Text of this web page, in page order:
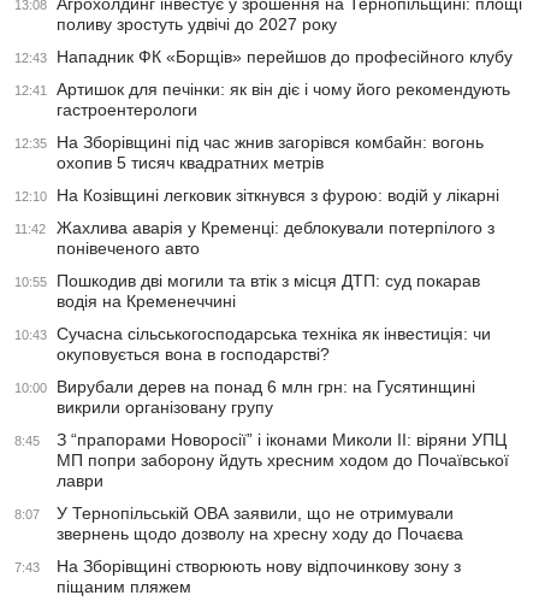
13:08
поливу зростуть удвічі до 2027 року
12:43 Нападник ФК «Борщів» перейшов до професійного клубу
12:41
Артишок для печінки: як він діє і чому його рекомендують
гастроентерологи
12:35
На Зборівщині під час жнив загорівся комбайн: вогонь
охопив 5 тисяч квадратних метрів
12:10 На Козівщині легковик зіткнувся з фурою: водій у лікарні
11:42
Жахлива аварія у Кременці: деблокували потерпілого з
понівеченого авто
10:55
Пошкодив дві могили та втік з місця ДТП: суд покарав
водія на Кременеччині
10:43
Сучасна сільськогосподарська техніка як інвестиція: чи
окуповується вона в господарстві?
10:00
Вирубали дерев на понад 6 млн грн: на Гусятинщині
викрили організовану групу
8:45
З “прапорами Новоросії” і іконами Миколи ІІ: віряни УПЦ
МП попри заборону йдуть хресним ходом до Почаївської
лаври
8:07
У Тернопільській ОВА заявили, що не отримували
звернень щодо дозволу на хресну ходу до Почаєва
7:43
На Зборівщині створюють нову відпочинкову зону з
піщаним пляжем